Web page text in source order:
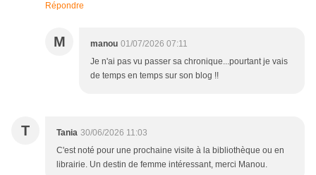
Répondre
M manou 01/07/2026 07:11
Je n'ai pas vu passer sa chronique...pourtant je vais
de temps en temps sur son blog !!
T Tania 30/06/2026 11:03
C'est noté pour une prochaine visite à la bibliothèque ou en
librairie. Un destin de femme intéressant, merci Manou.